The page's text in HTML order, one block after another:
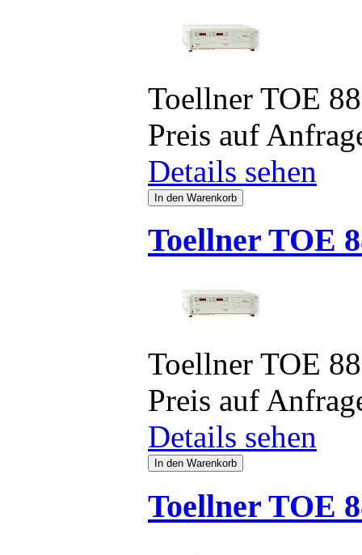
Toellner TOE
Preis auf
Details sehen
Toellner TOE
Toellner TOE
Preis auf
Details sehen
Toellner TOE